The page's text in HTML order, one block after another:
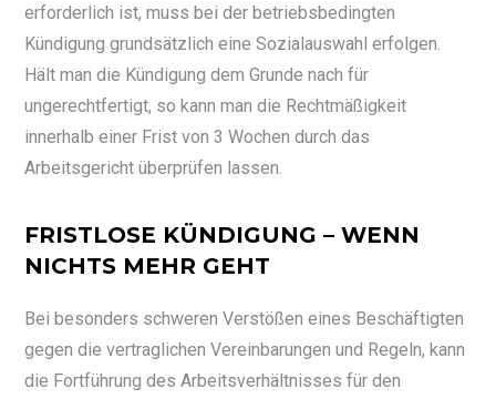
erforderlich ist, muss bei der betriebsbedingten
Kündigung grundsätzlich eine Sozialauswahl erfolgen.
Hält man die Kündigung dem Grunde nach für
ungerechtfertigt, so kann man die Rechtmäßigkeit
innerhalb einer Frist von 3 Wochen durch das
Arbeitsgericht überprüfen lassen.
FRISTLOSE KÜNDIGUNG – WENN
NICHTS MEHR GEHT
Bei besonders schweren Verstößen eines Beschäftigten
gegen die vertraglichen Vereinbarungen und Regeln, kann
die Fortführung des Arbeitsverhältnisses für den